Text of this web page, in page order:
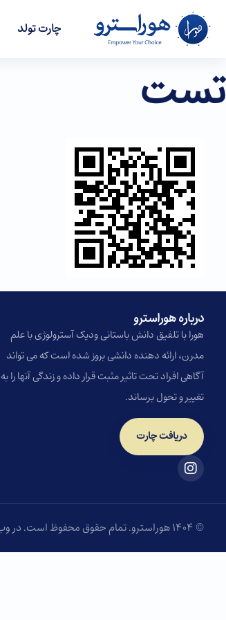
چارت تولد
تست
درباره هوراسترو​
هورا با تلفیق دانش باستانی ودیک آسترولوژی با علم
مدرن، ارائه دهنده دانشی بروز شده است که می تواند
آگاهی افراد تحت تاثیر مثبت قرار داده و زندگی آنها را به
تغییر و تحول برساند.
دریافت چارت
© ۱۴۰۴ هوراسترو. تمام حقوق محفوظ است. در وب‌سایت چارت تولد ودیک مدرن، با روش نوین BCRC و به کمک سروش دهقان، می‌توانید چارت تولد رایگان خود را دریافت کنید.